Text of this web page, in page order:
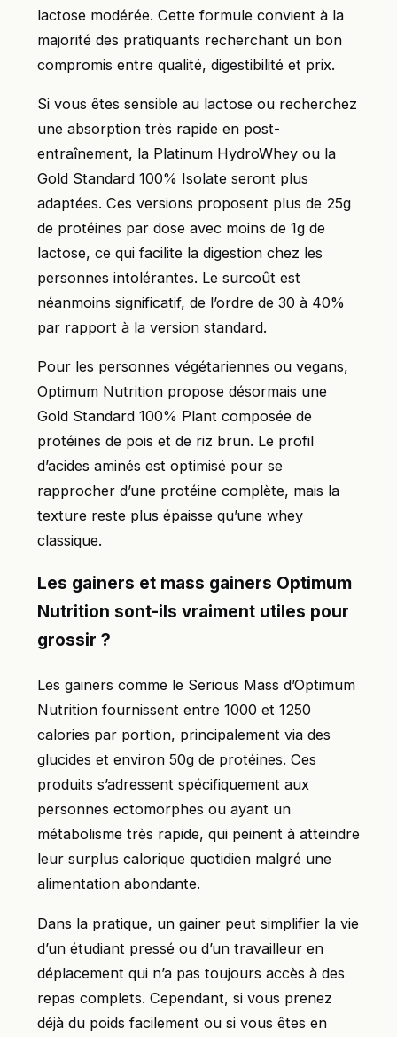
lactose modérée. Cette formule convient à la
majorité des pratiquants recherchant un bon
compromis entre qualité, digestibilité et prix.
Si vous êtes sensible au lactose ou recherchez
une absorption très rapide en post-
entraînement, la Platinum HydroWhey ou la
Gold Standard 100% Isolate seront plus
adaptées. Ces versions proposent plus de 25g
de protéines par dose avec moins de 1g de
lactose, ce qui facilite la digestion chez les
personnes intolérantes. Le surcoût est
néanmoins significatif, de l’ordre de 30 à 40%
par rapport à la version standard.
Pour les personnes végétariennes ou vegans,
Optimum Nutrition propose désormais une
Gold Standard 100% Plant composée de
protéines de pois et de riz brun. Le profil
d’acides aminés est optimisé pour se
rapprocher d’une protéine complète, mais la
texture reste plus épaisse qu’une whey
classique.
Les gainers et mass gainers Optimum
Nutrition sont-ils vraiment utiles pour
grossir ?
Les gainers comme le Serious Mass d’Optimum
Nutrition fournissent entre 1000 et 1250
calories par portion, principalement via des
glucides et environ 50g de protéines. Ces
produits s’adressent spécifiquement aux
personnes ectomorphes ou ayant un
métabolisme très rapide, qui peinent à atteindre
leur surplus calorique quotidien malgré une
alimentation abondante.
Dans la pratique, un gainer peut simplifier la vie
d’un étudiant pressé ou d’un travailleur en
déplacement qui n’a pas toujours accès à des
repas complets. Cependant, si vous prenez
déjà du poids facilement ou si vous êtes en